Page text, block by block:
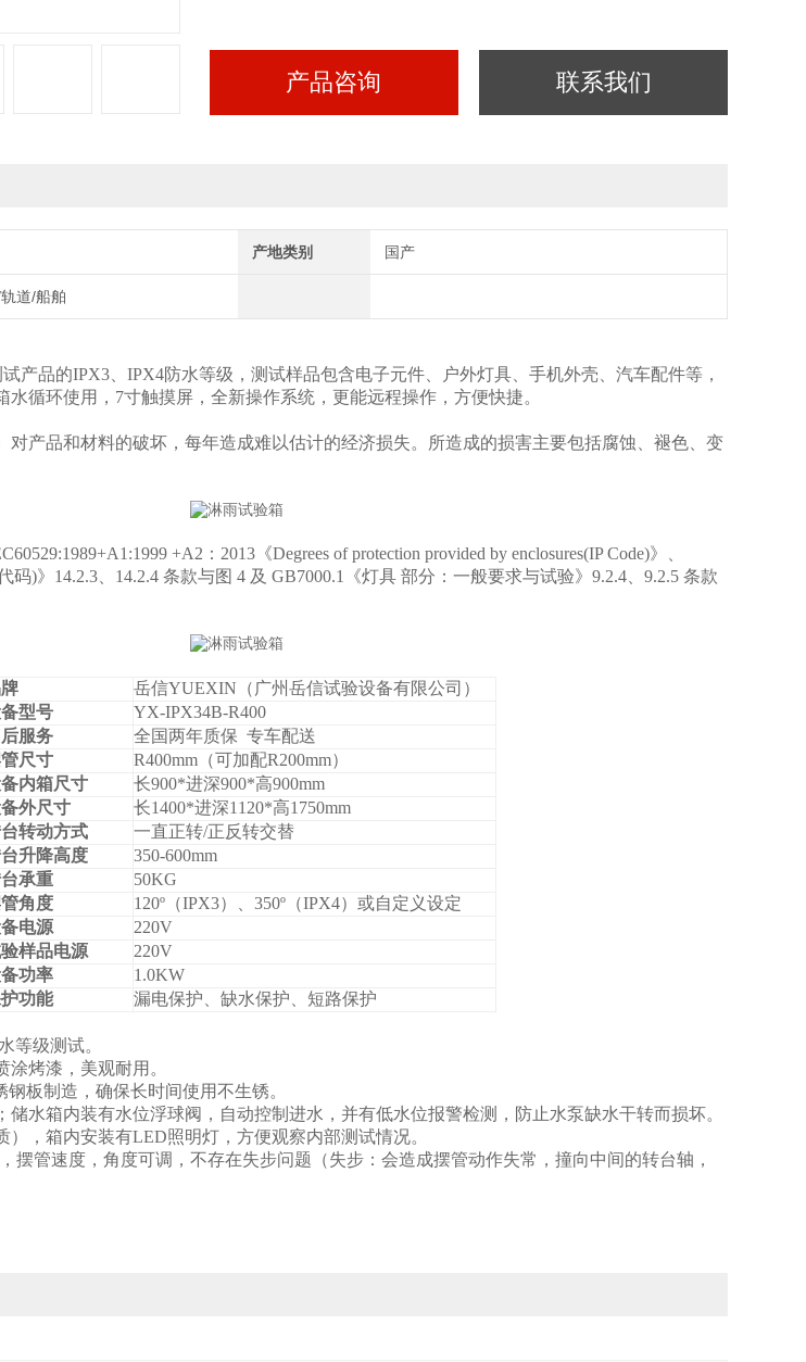
产品咨询 联系我们
产地类别 国产
道/船舶
试产品的IPX3、IPX4防水等级，测试样品包含电子元件、户外灯具、手机外壳、汽车配件等，
循环使用，7寸触摸屏，全新操作系统，更能远程操作，方便快捷。
对产品和材料的破坏，每年造成难以估计的经济损失。所造成的损害主要包括腐蚀、褪色、变
+A2：2013《Degrees of protection provided by enclosures(IP Code)》、
码)》 14.2.3 14.2.4 条款与图 4 及 GB7000.1《灯具 部分：一般要求与试验》 9.2.4 9.2.5 条款
岳信YUEXIN（广州岳信试验设备有限公司）
型号
YX-IPX34B-R400
服务
全国两年质保 专车配送
尺寸
R400mm（可加配R200mm）
内箱尺寸
长900*进深900*高900mm
外尺寸
长1400*进深1120*高1750mm
转动方式
一直正转/正反转交替
升降高度
350-600mm
承重
50KG
角度
120º（IPX3）、 350º（IPX4）或自定义设定
电源
220V
样品电源
220V
功率
1 .0KW
功能
漏电保护、缺水保护、短路保护
等级测试。
烤漆，美观耐用。
板制造，确保长时间使用不生锈。
水箱内装有水位浮球阀，自动控制进水，并有低水位报警检测，防止水泵缺水干转而损坏。
，箱内安装有LED照明灯，方便观察内部测试情况。
摆管速度，角度可调，不存在失步问题（失步：会造成摆管动作失常，撞向中间的转台轴，